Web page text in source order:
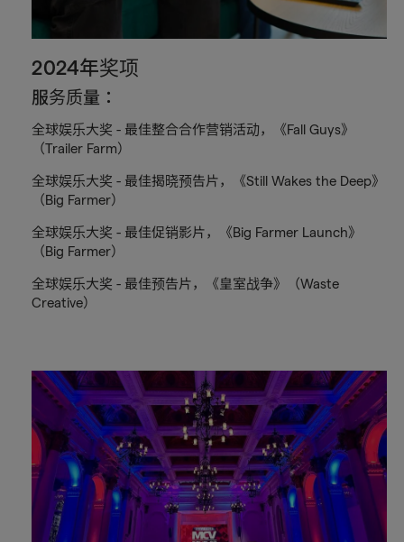
2024年奖项
服务质量：
全球娱乐大奖 - 最佳整合合作营销活动，《Fall Guys》
（Trailer Farm）
全球娱乐大奖 - 最佳揭晓预告片，《Still Wakes the Deep》
（Big Farmer）
全球娱乐大奖 - 最佳促销影片，《Big Farmer Launch》
（Big Farmer）
全球娱乐大奖 - 最佳预告片，《皇室战争》（Waste
Creative）